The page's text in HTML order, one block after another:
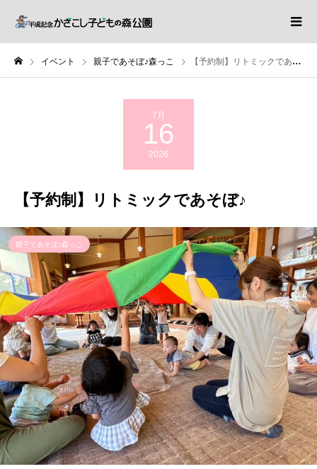
イベント 親子であそぼ♪森っこ 【予約制】リトミックであそぼ♪
7月
16
2026
【予約制】リトミックであそぼ♪
親子であそぼ♪森っこ